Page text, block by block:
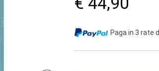
Paga in 3 rate